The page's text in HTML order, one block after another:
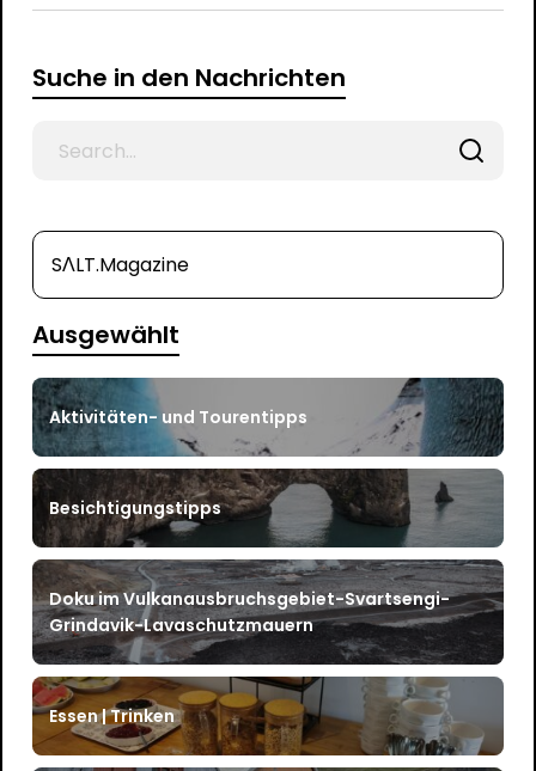
Suche in den Nachrichten
SΛLT.Magazine
Ausgewählt
Aktivitäten- und Tourentipps
Besichtigungstipps
Doku im Vulkanausbruchsgebiet-Svartsengi-
Grindavik-Lavaschutzmauern
Essen | Trinken